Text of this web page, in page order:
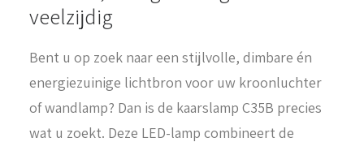
veelzijdig
Bent u op zoek naar een stijlvolle, dimbare én
energiezuinige lichtbron voor uw kroonluchter
of wandlamp? Dan is de kaarslamp C35B precies
wat u zoekt. Deze LED-lamp combineert de